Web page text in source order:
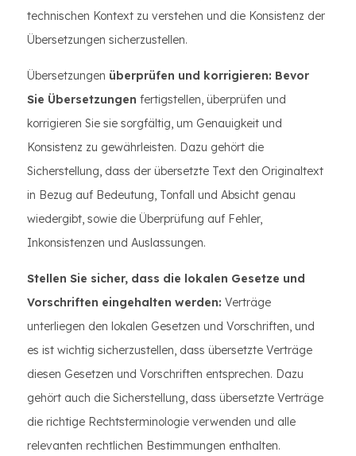
technischen Kontext zu verstehen und die Konsistenz der
Übersetzungen sicherzustellen.
Übersetzungen überprüfen und korrigieren: Bevor
Sie Übersetzungen fertigstellen, überprüfen und
korrigieren Sie sie sorgfältig, um Genauigkeit und
Konsistenz zu gewährleisten. Dazu gehört die
Sicherstellung, dass der übersetzte Text den Originaltext
in Bezug auf Bedeutung, Tonfall und Absicht genau
wiedergibt, sowie die Überprüfung auf Fehler,
Inkonsistenzen und Auslassungen.
Stellen Sie sicher, dass die lokalen Gesetze und
Vorschriften eingehalten werden: Verträge
unterliegen den lokalen Gesetzen und Vorschriften, und
es ist wichtig sicherzustellen, dass übersetzte Verträge
diesen Gesetzen und Vorschriften entsprechen. Dazu
gehört auch die Sicherstellung, dass übersetzte Verträge
die richtige Rechtsterminologie verwenden und alle
relevanten rechtlichen Bestimmungen enthalten.